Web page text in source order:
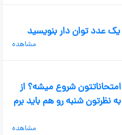
عدد توان دار بنویسید
مشاهده
شروع میشه؟ از
نظرتون شنبه رو هم باید برم
مشاهده